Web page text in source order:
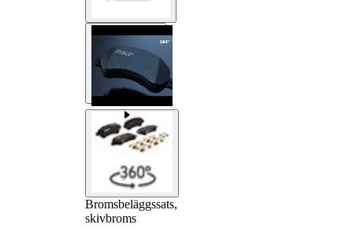
Bromsbeläggssats,
skivbroms